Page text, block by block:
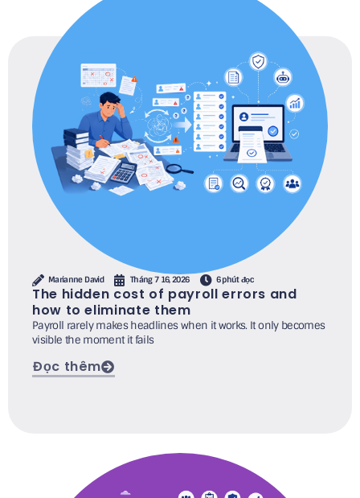
Marianne David Tháng 7 16, 2026 6 phút đọc
The hidden cost of payroll errors and
how to eliminate them
Payroll rarely makes headlines when it works. It only becomes
visible the moment it fails
Đọc thêm